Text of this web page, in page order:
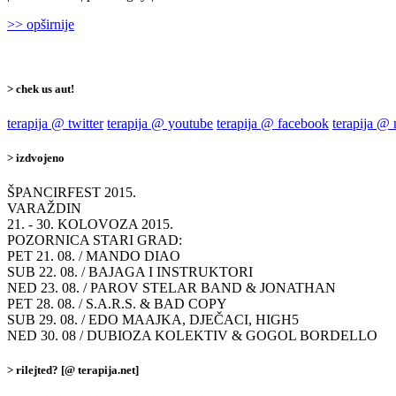
>> opširnije
> chek us aut!
terapija @ twitter terapija @ youtube terapija @ facebook terapija @
> izdvojeno
ŠPANCIRFEST 2015.
VARAŽDIN
21. - 30. KOLOVOZA 2015.
POZORNICA STARI GRAD:
PET 21. 08. / MANDO DIAO
SUB 22. 08. / BAJAGA I INSTRUKTORI
NED 23. 08. / PAROV STELAR BAND & JONATHAN
PET 28. 08. / S.A.R.S. & BAD COPY
SUB 29. 08. / EDO MAAJKA, DJEČACI, HIGH5
NED 30. 08 / DUBIOZA KOLEKTIV & GOGOL BORDELLO
> rilejted? [@ terapija.net]